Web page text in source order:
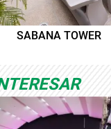
SABANA TOWER